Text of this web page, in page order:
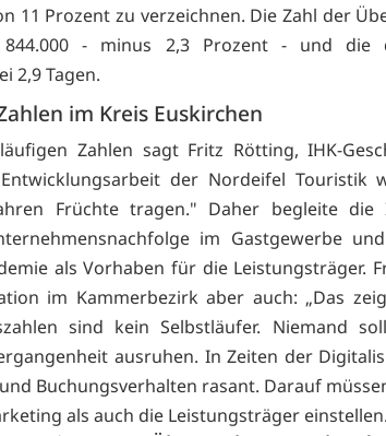
11 Prozent zu verzeichnen. Die Zahl der
- minus 2,3 Prozent - und die
2,9 Tagen.
im Kreis Euskirchen
Zahlen sagt Fritz Rötting, IHK-
der Nordeifel Touristik
Früchte tragen." Daher begleite die
im Gastgewerbe
als Vorhaben für die Leistungsträger.
im Kammerbezirk aber auch: „Das
sind kein Selbstläufer. Niemand
ausruhen. In Zeiten der
Buchungsverhalten rasant. Darauf
als auch die Leistungsträger